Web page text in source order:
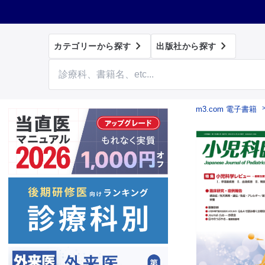
カテゴリーから探す  出版社から探す 
m3.com 電子書籍